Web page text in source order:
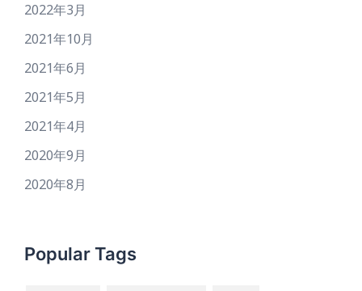
2022年3月
2021年10月
2021年6月
2021年5月
2021年4月
2020年9月
2020年8月
Popular Tags